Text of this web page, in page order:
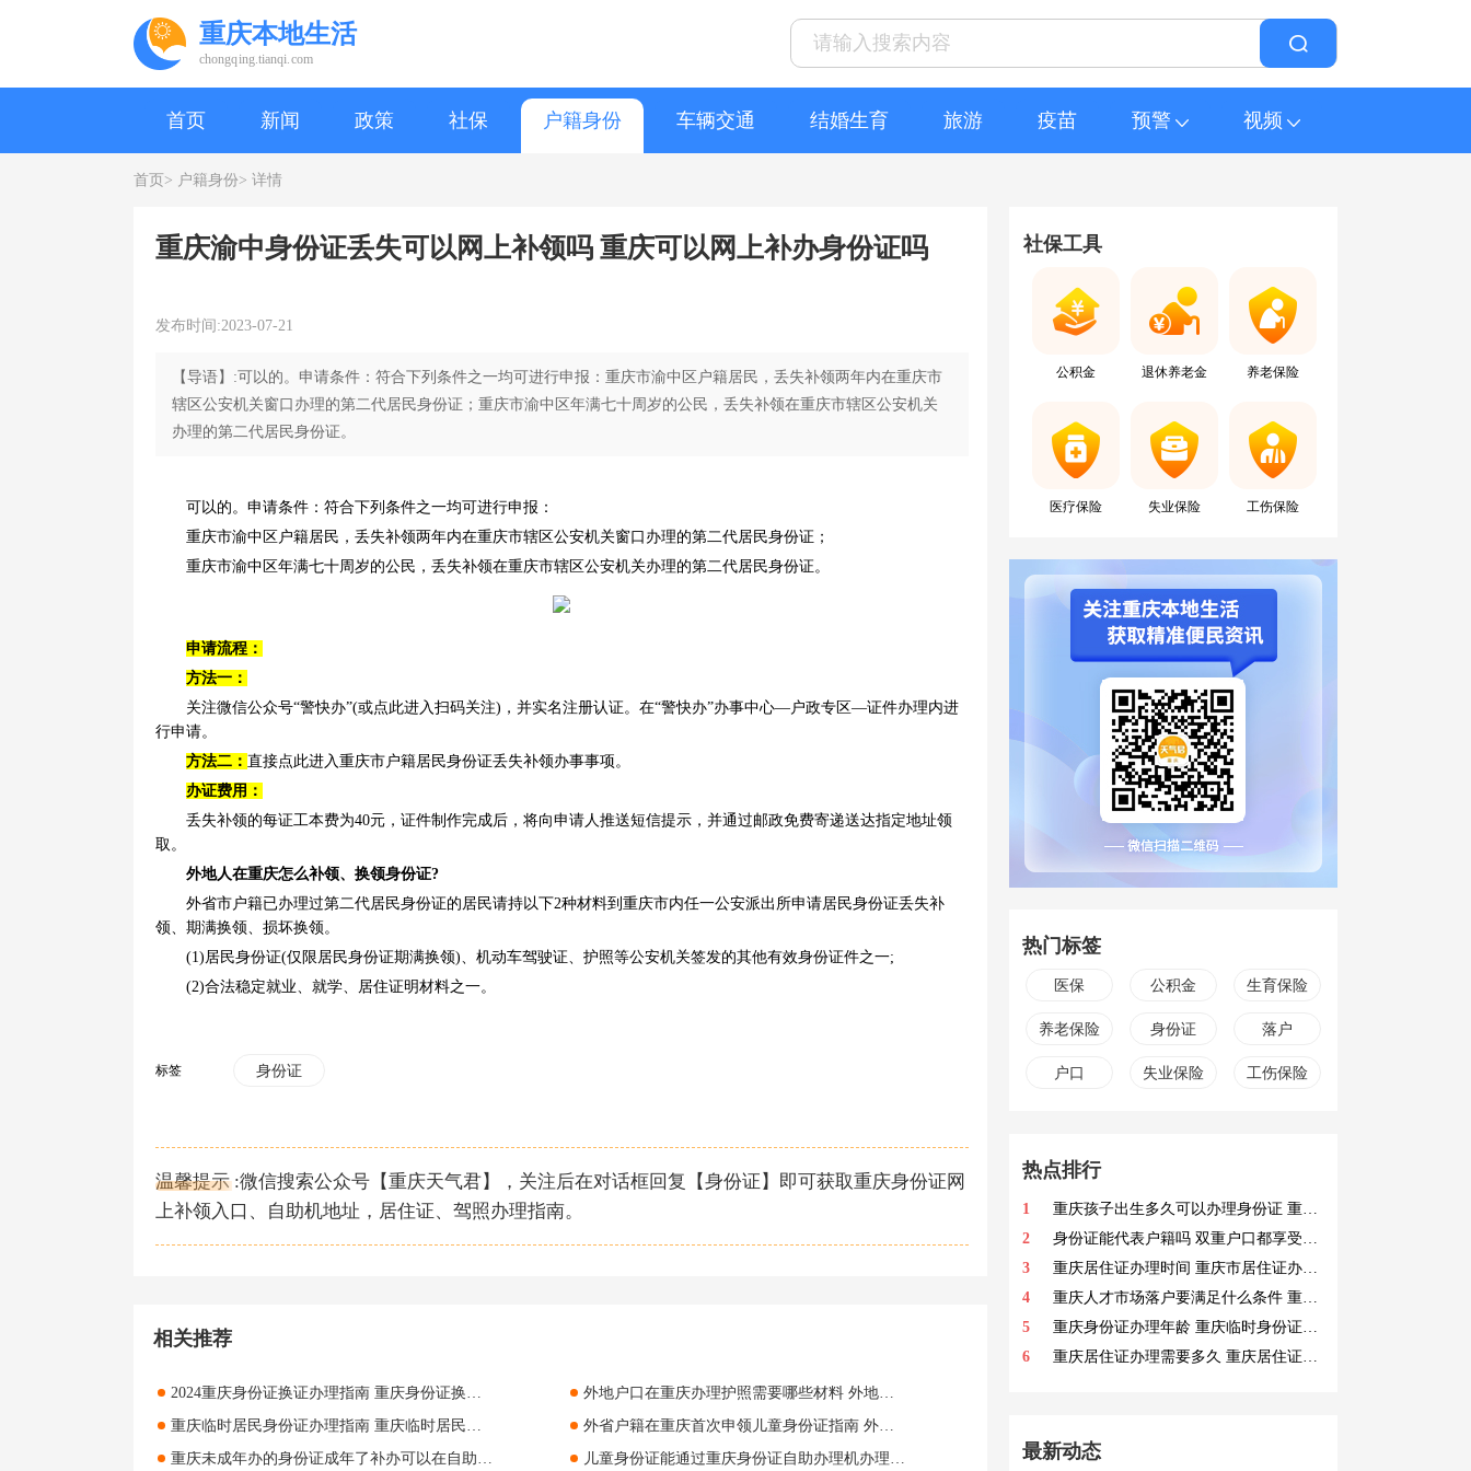
重庆本地生活
chongqing.tianqi.com
首页 新闻 政策 社保 户籍身份 车辆交通 结婚生育 旅游 疫苗 预警 视频
首页> 户籍身份> 详情
重庆渝中身份证丢失可以网上补领吗 重庆可以网上补办身份证吗
发布时间:2023-07-21
【导语】:可以的。申请条件：符合下列条件之一均可进行申报：重庆市渝中区户籍居民，丢失补领两年内在重庆市
辖区公安机关窗口办理的第二代居民身份证；重庆市渝中区年满七十周岁的公民，丢失补领在重庆市辖区公安机关
办理的第二代居民身份证。
可以的。申请条件：符合下列条件之一均可进行申报：
重庆市渝中区户籍居民，丢失补领两年内在重庆市辖区公安机关窗口办理的第二代居民身份证；
重庆市渝中区年满七十周岁的公民，丢失补领在重庆市辖区公安机关办理的第二代居民身份证。
申请流程：
方法一：
关注微信公众号“警快办”(或点此进入扫码关注)，并实名注册认证。在“警快办”办事中心—户政专区—证件办理内进
行申请。
方法二： 直接点此进入重庆市户籍居民身份证丢失补领办事事项。
办证费用：
丢失补领的每证工本费为40元，证件制作完成后，将向申请人推送短信提示，并通过邮政免费寄递送达指定地址领
取。
外地人在重庆怎么补领、换领身份证?
外省市户籍已办理过第二代居民身份证的居民请持以下2种材料到重庆市内任一公安派出所申请居民身份证丢失补
领、期满换领、损坏换领。
(1)居民身份证(仅限居民身份证期满换领)、机动车驾驶证、护照等公安机关签发的其他有效身份证件之一;
(2)合法稳定就业、就学、居住证明材料之一。
标签 身份证
温馨提示 :微信搜索公众号【重庆天气君】，关注后在对话框回复【身份证】即可获取重庆身份证网
上补领入口、自助机地址，居住证、驾照办理指南。
相关推荐
社保工具
公积金 退休养老金 养老保险
医疗保险 失业保险 工伤保险
热门标签
医保 公积金 生育保险
养老保险 身份证 落户
户口 失业保险 工伤保险
热点排行
1
重庆孩子出生多久可以办理身份证 重庆户籍首次办理身份证需要的材料
2
身份证能代表户籍吗 双重户口都享受了拆迁怎么办
3
重庆居住证办理时间 重庆市居住证办理流程
4
重庆人才市场落户要满足什么条件 重庆人才市场落户条件
5
重庆身份证办理年龄 重庆临时身份证多久能拿到
6
重庆居住证办理需要多久 重庆居住证要多久时间可以办成
最新动态